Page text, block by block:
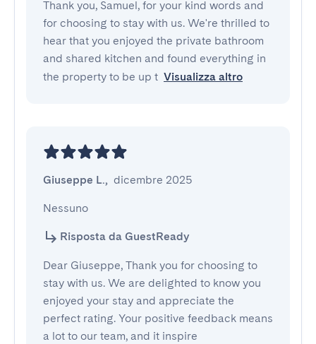
Thank you, Samuel, for your kind words and
for choosing to stay with us. We're thrilled to
hear that you enjoyed the private bathroom
and shared kitchen and found everything in
the property to be up t Visualizza altro
Giuseppe L., dicembre 2025
Nessuno
Risposta da GuestReady
Dear Giuseppe, Thank you for choosing to
stay with us. We are delighted to know you
enjoyed your stay and appreciate the
perfect rating. Your positive feedback means
a lot to our team, and it inspire